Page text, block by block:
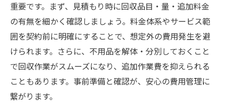
重要です。まず、見積もり時に回収品目・量・追加料金
の有無を細かく確認しましょう。料金体系やサービス範
囲を契約前に明確にすることで、想定外の費用発生を避
けられます。さらに、不用品を解体・分別しておくこと
で回収作業がスムーズになり、追加作業費を抑えられる
こともあります。事前準備と確認が、安心の費用管理に
繋がります。